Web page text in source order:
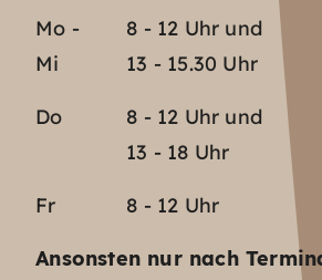
Mo -
Mi
8 - 12 Uhr und
13 - 15.30 Uhr
Do
8 - 12 Uhr und
13 - 18 Uhr
Fr 8 - 12 Uhr
Ansonsten nur nach